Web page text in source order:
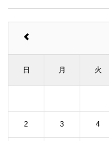
日 月 火
2 3 4